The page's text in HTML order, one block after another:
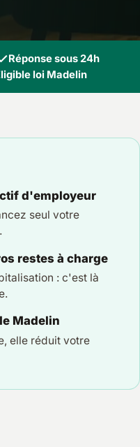
Réponse sous 24h
loi Madelin
d'employeur
seul votre
restes à charge
: c'est là
Madelin
elle réduit votre